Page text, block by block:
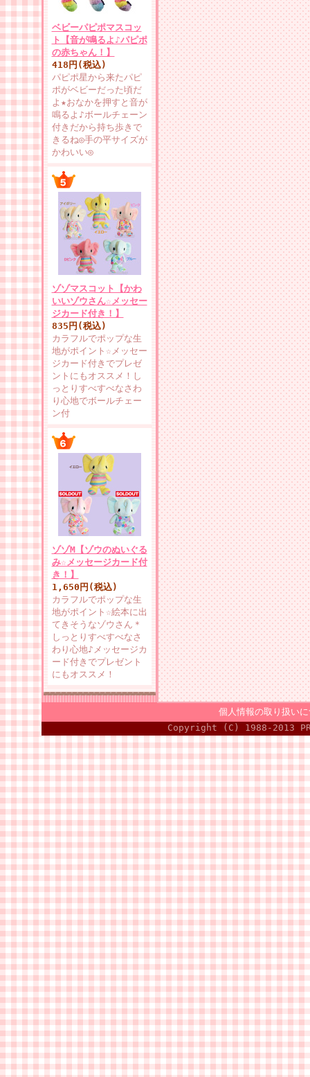
ベビーパピポマスコッ
ト【音が鳴るよ♪パピポ
の赤ちゃん！】
418円(税込)
パピポ星から来たパピ
ポがベビーだった頃だ
よ★おなかを押すと音が
鳴るよ♪ボールチェーン
付きだから持ち歩きで
きるね◎手の平サイズが
かわいい◎
ゾゾマスコット【かわ
いいゾウさん☆メッセー
ジカード付き！】
835円(税込)
カラフルでポップな生
地がポイント☆メッセー
ジカード付きでプレゼ
ントにもオススメ！し
っとりすべすべなさわ
り心地でボールチェー
ン付
ゾゾM【ゾウのぬいぐる
み☆メッセージカード付
き！】
1,650円(税込)
カラフルでポップな生
地がポイント☆絵本に出
てきそうなゾウさん＊
しっとりすべすべなさ
わり心地♪メッセージカ
ード付きでプレゼント
にもオススメ！
個人情報の取り扱い
Copyright (C) 1988-2013